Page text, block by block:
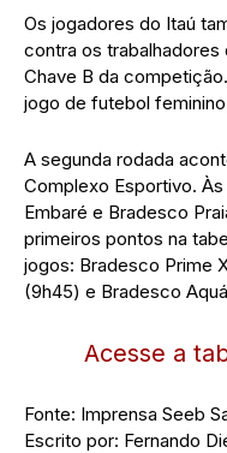
Os jogadores do Itaú
contra os trabalhadores
Chave B da
jogo de futebol
A segunda rodada
Complexo Esportivo.
Embaré e Bradesco
primeiros pontos na
jogos: Bradesco Prime
(9h45) e Bradesco
Acesse a
Fonte: Imprensa Seeb
Escrito por: Fernando